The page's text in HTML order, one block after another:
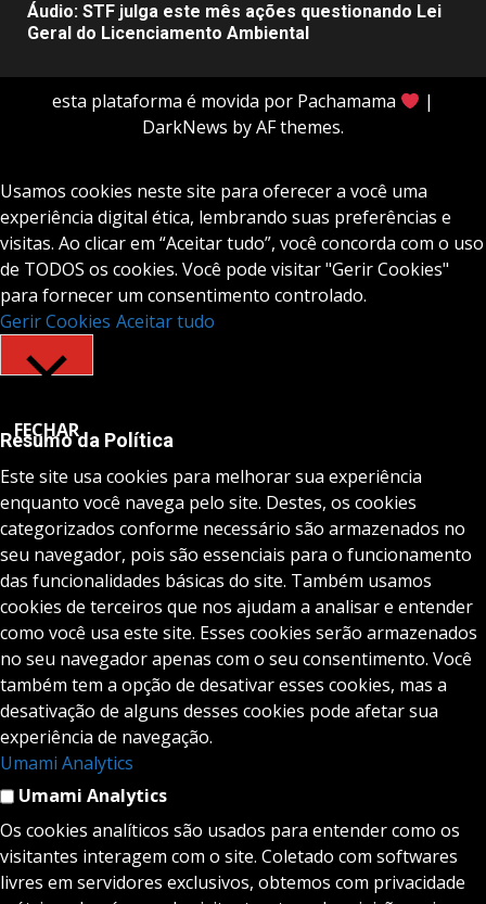
Áudio: STF julga este mês ações questionando Lei
Geral do Licenciamento Ambiental
esta plataforma é movida por Pachamama
|
DarkNews by AF themes.
Usamos cookies neste site para oferecer a você uma
experiência digital ética, lembrando suas preferências e
visitas. Ao clicar em “Aceitar tudo”, você concorda com o uso
de TODOS os cookies. Você pode visitar "Gerir Cookies"
para fornecer um consentimento controlado.
Gerir Cookies Aceitar tudo
FECHAR
Resumo da Política
Este site usa cookies para melhorar sua experiência
enquanto você navega pelo site. Destes, os cookies
categorizados conforme necessário são armazenados no
seu navegador, pois são essenciais para o funcionamento
das funcionalidades básicas do site. Também usamos
cookies de terceiros que nos ajudam a analisar e entender
como você usa este site. Esses cookies serão armazenados
no seu navegador apenas com o seu consentimento. Você
também tem a opção de desativar esses cookies, mas a
desativação de alguns desses cookies pode afetar sua
experiência de navegação.
Umami Analytics
Umami Analytics
Os cookies analíticos são usados para entender como os
visitantes interagem com o site. Coletado com softwares
livres em servidores exclusivos, obtemos com privacidade